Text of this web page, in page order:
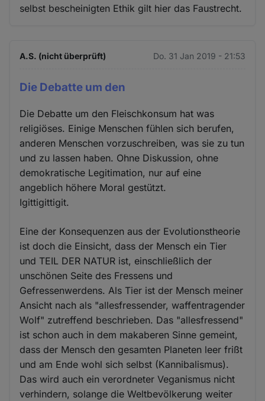
selbst bescheinigten Ethik gilt hier das Faustrecht.
A.S. (nicht überprüft) Do. 31 Jan 2019 - 21:53
Die Debatte um den
Die Debatte um den Fleischkonsum hat was
religiöses. Einige Menschen fühlen sich berufen,
anderen Menschen vorzuschreiben, was sie zu tun
und zu lassen haben. Ohne Diskussion, ohne
demokratische Legitimation, nur auf eine
angeblich höhere Moral gestützt.
Igittigittigit.
Eine der Konsequenzen aus der Evolutionstheorie
ist doch die Einsicht, dass der Mensch ein Tier
und TEIL DER NATUR ist, einschließlich der
unschönen Seite des Fressens und
Gefressenwerdens. Als Tier ist der Mensch meiner
Ansicht nach als "allesfressender, waffentragender
Wolf" zutreffend beschrieben. Das "allesfressend"
ist schon auch in dem makaberen Sinne gemeint,
dass der Mensch den gesamten Planeten leer frißt
und am Ende wohl sich selbst (Kannibalismus).
Das wird auch ein verordneter Veganismus nicht
verhindern, solange die Weltbevölkerung weiter